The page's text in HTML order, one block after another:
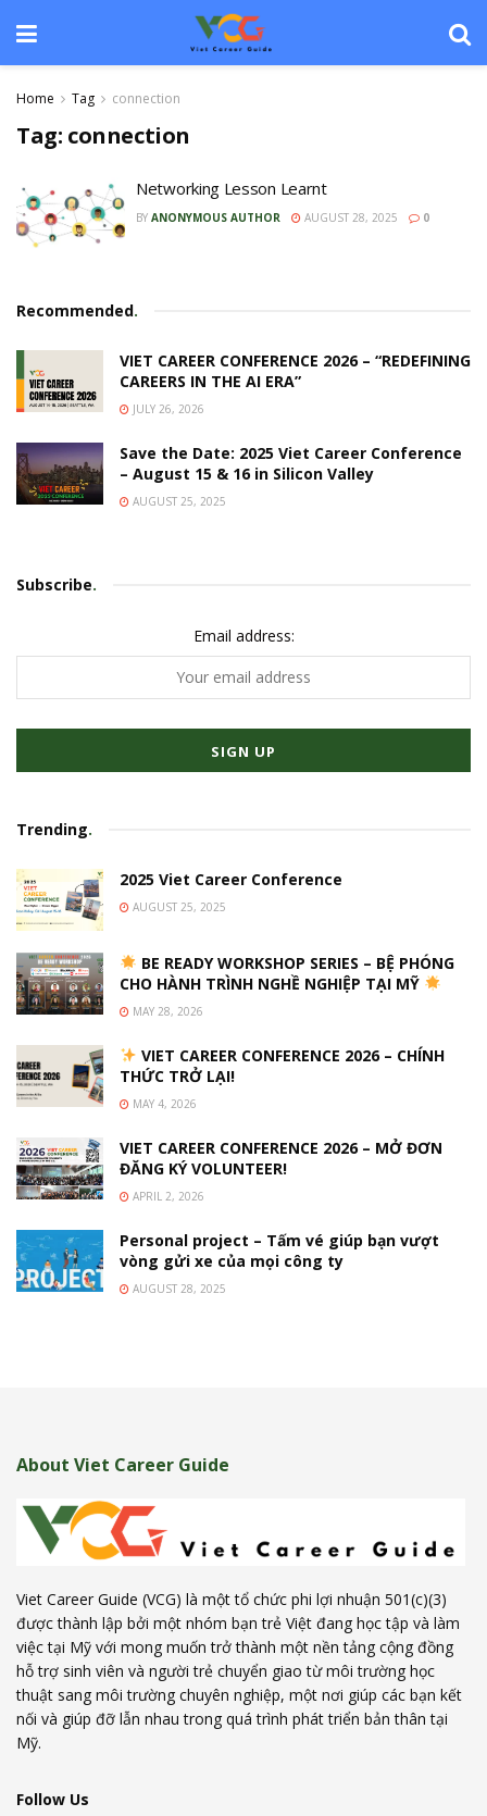
Home Tag connection
Tag: connection
Networking Lesson Learnt
BY ANONYMOUS AUTHOR AUGUST 28, 2025 0
Recommended.
VIET CAREER CONFERENCE 2026 – “REDEFINING
CAREERS IN THE AI ERA”
JULY 26, 2026
Save the Date: 2025 Viet Career Conference
– August 15 & 16 in Silicon Valley
AUGUST 25, 2025
Subscribe.
Email address:
Trending.
2025 Viet Career Conference
AUGUST 25, 2025
BE READY WORKSHOP SERIES – BỆ PHÓNG
CHO HÀNH TRÌNH NGHỀ NGHIỆP TẠI MỸ
MAY 28, 2026
VIET CAREER CONFERENCE 2026 – CHÍNH
THỨC TRỞ LẠI!
MAY 4, 2026
VIET CAREER CONFERENCE 2026 – MỞ ĐƠN
ĐĂNG KÝ VOLUNTEER!
APRIL 2, 2026
Personal project – Tấm vé giúp bạn vượt
vòng gửi xe của mọi công ty
AUGUST 28, 2025
About Viet Career Guide
Viet Career Guide (VCG) là một tổ chức phi lợi nhuận 501(c)(3)
được thành lập bởi một nhóm bạn trẻ Việt đang học tập và làm
việc tại Mỹ với mong muốn trở thành một nền tảng cộng đồng
hỗ trợ sinh viên và người trẻ chuyển giao từ môi trường học
thuật sang môi trường chuyên nghiệp, một nơi giúp các bạn kết
nối và giúp đỡ lẫn nhau trong quá trình phát triển bản thân tại
Mỹ.
Follow Us